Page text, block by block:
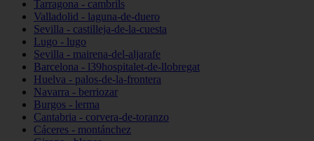
Tarragona - cambrils
Valladolid - laguna-de-duero
Sevilla - castilleja-de-la-cuesta
Lugo - lugo
Sevilla - mairena-del-aljarafe
Barcelona - l39hospitalet-de-llobregat
Huelva - palos-de-la-frontera
Navarra - berriozar
Burgos - lerma
Cantabria - corvera-de-toranzo
Cáceres - montánchez